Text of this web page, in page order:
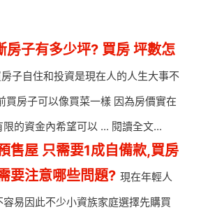
房子有多少坪? 買房 坪數怎
子自住和投資是現在人的人生大事不
買房子可以像買菜一樣 因為房價實在
限的資金內希望可以 ... 閱讀全文...
售屋 只需要1成自備款,買房
要注意哪些問題? 現在年輕人
容易因此不少小資族家庭選擇先購買